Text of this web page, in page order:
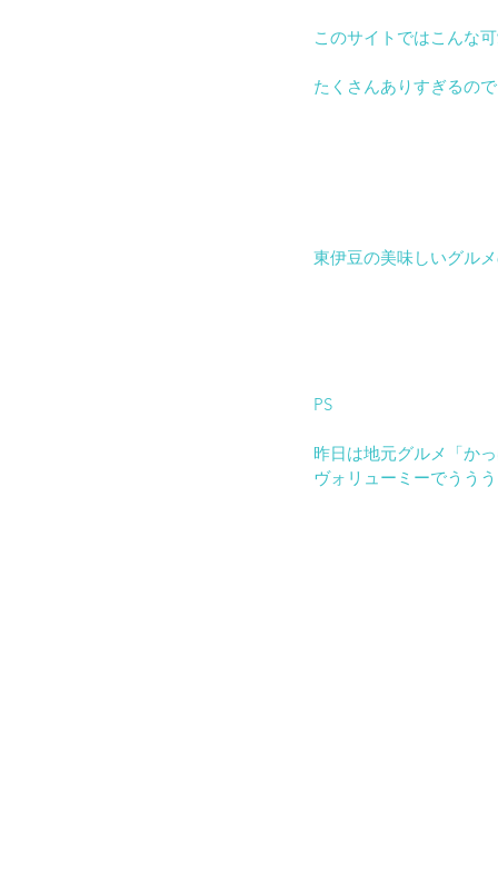
このサイトではこんな
たくさんありすぎるの
東伊豆の美味しいグル
PS
昨日は地元グルメ「か
ヴォリューミーでううう